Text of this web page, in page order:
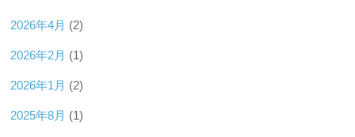
2026年4月 (2)
2026年2月 (1)
2026年1月 (2)
2025年8月 (1)